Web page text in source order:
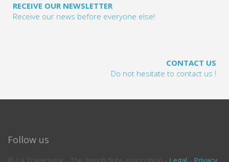
RECEIVE OUR NEWSLETTER
Receive our news before everyone else!
CONTACT US
Do not hesitate to contact us !
Follow us